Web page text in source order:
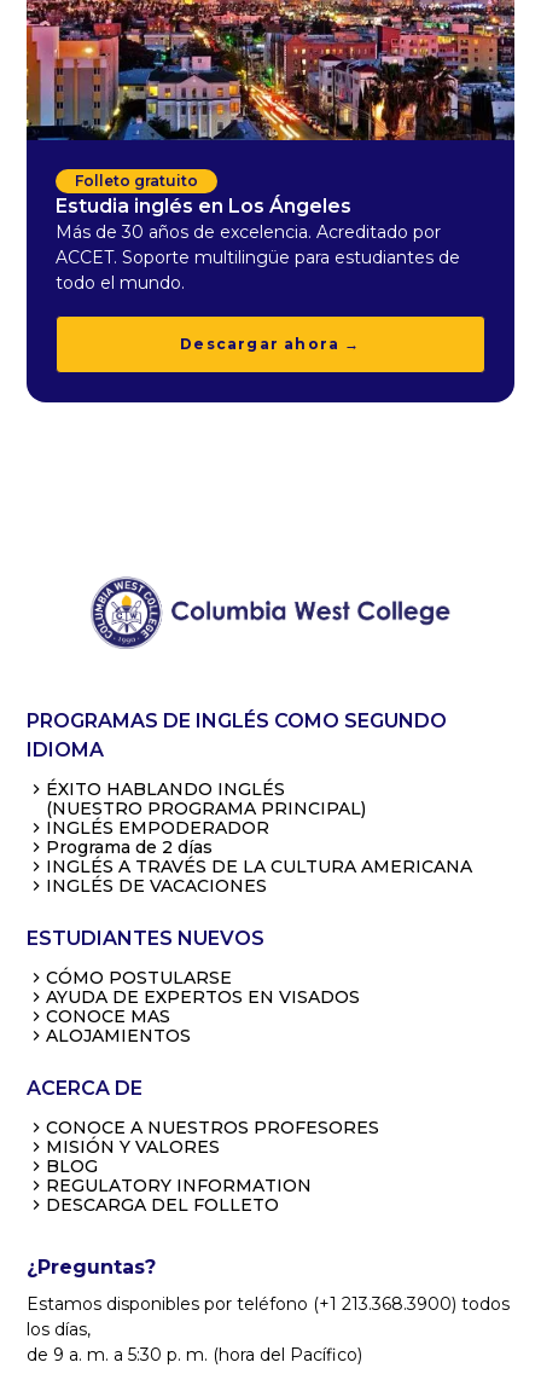
Folleto gratuito
Estudia inglés en Los Ángeles
Más de 30 años de excelencia. Acreditado por
ACCET. Soporte multilingüe para estudiantes de
todo el mundo.
Descargar ahora →
PROGRAMAS DE INGLÉS COMO SEGUNDO
IDIOMA
ÉXITO HABLANDO INGLÉS
(NUESTRO PROGRAMA PRINCIPAL)
INGLÉS EMPODERADOR
Programa de 2 días
INGLÉS A TRAVÉS DE LA CULTURA AMERICANA
INGLÉS DE VACACIONES
ESTUDIANTES NUEVOS
CÓMO POSTULARSE
AYUDA DE EXPERTOS EN VISADOS
CONOCE MAS
ALOJAMIENTOS
ACERCA DE
CONOCE A NUESTROS PROFESORES
MISIÓN Y VALORES
BLOG
REGULATORY INFORMATION
DESCARGA DEL FOLLETO
¿Preguntas?
Estamos disponibles por teléfono (+1 213.368.3900) todos
los días,
de 9 a. m. a 5:30 p. m. (hora del Pacífico)